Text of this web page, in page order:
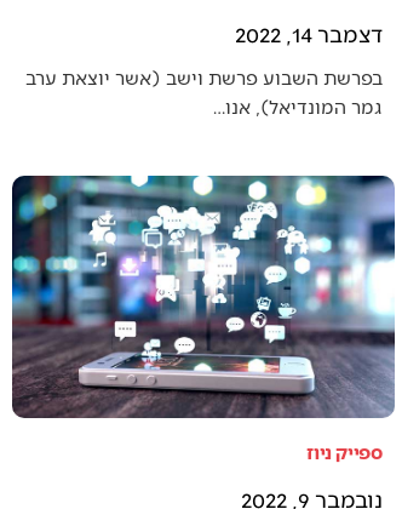
דצמבר 14, 2022
בפרשת השבוע פרשת וישב (אשר יוצאת ערב
גמר המונדיאל), אנו…
ספייק ניוז
נובמבר 9, 2022